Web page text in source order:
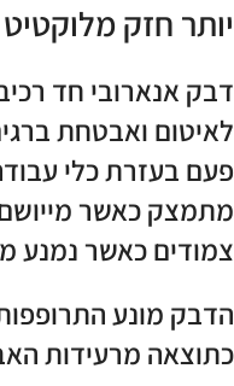
יותר חזק מלוקטיט 242
דבק אנארובי חד
לאיטום ואבטחת
פעם בעזרת כלי
מתמצק כאשר
צמודים כאשר נמנע
הדבק מונע
כתוצאה מרעידות